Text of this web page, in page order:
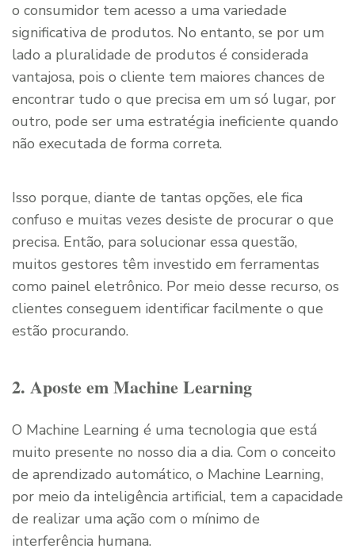
o consumidor tem acesso a uma variedade
significativa de produtos. No entanto, se por um
lado a pluralidade de produtos é considerada
vantajosa, pois o cliente tem maiores chances de
encontrar tudo o que precisa em um só lugar, por
outro, pode ser uma estratégia ineficiente quando
não executada de forma correta.
Isso porque, diante de tantas opções, ele fica
confuso e muitas vezes desiste de procurar o que
precisa. Então, para solucionar essa questão,
muitos gestores têm investido em ferramentas
como painel eletrônico. Por meio desse recurso, os
clientes conseguem identificar facilmente o que
estão procurando.
2. Aposte em Machine Learning
O Machine Learning é uma tecnologia que está
muito presente no nosso dia a dia. Com o conceito
de aprendizado automático, o Machine Learning,
por meio da inteligência artificial, tem a capacidade
de realizar uma ação com o mínimo de
interferência humana.